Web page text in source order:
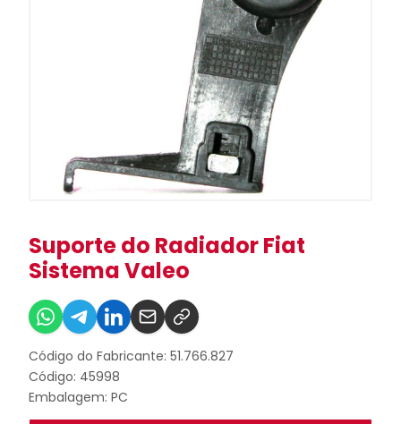
Suporte do Radiador Fiat
Sistema Valeo
Código do Fabricante: 51.766.827
Código: 45998
Embalagem: PC